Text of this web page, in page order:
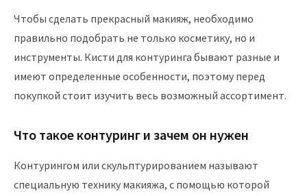
Чтобы сделать прекрасный макияж, необходимо
правильно подобрать не только косметику, но и
инструменты. Кисти для контуринга бывают разные и
имеют определенные особенности, поэтому перед
покупкой стоит изучить весь возможный ассортимент.
Что такое контуринг и зачем он нужен
Контурингом или скульптурированием называют
специальную технику макияжа, с помощью которой